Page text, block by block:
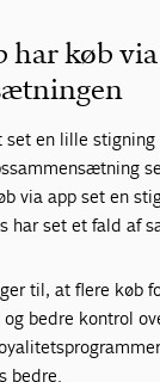
køb
set en lille
via app set en
har set et fald af
til, at flere køb
bedre kontrol
bedre.